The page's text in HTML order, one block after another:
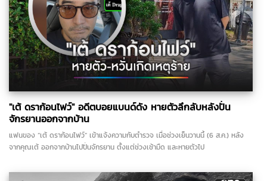
"เต้ ดราก้อนไฟว์" อดีตบอยแบนด์ดัง หายตัวลึกลับหลังปั่น
จักรยานออกจากบ้าน
แฟนของ “เต้ ดราก้อนไฟว์” เข้าแจ้งความกับตำรวจ เมื่อช่วงเย็นวานนี้ (6 ส.ค.) หลัง
จากคุณเต้ ออกจากบ้านไปปั่นจักรยาน ตั้งแต่ช่วงเช้ามืด และหายตัวไป